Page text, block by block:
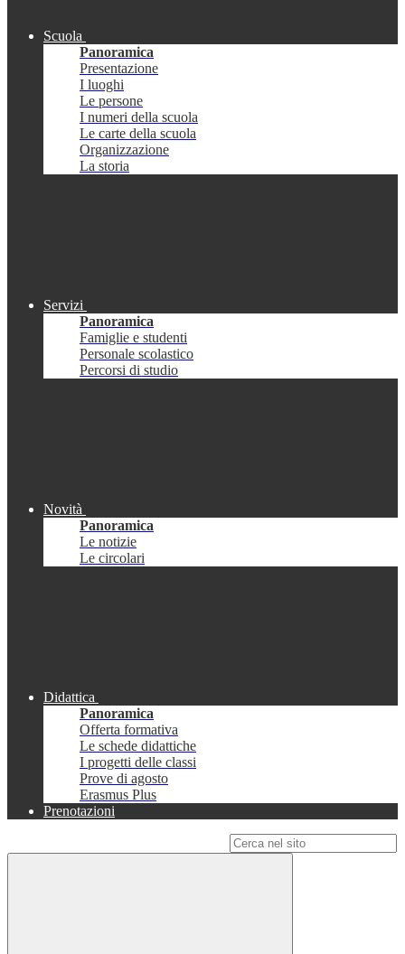
Scuola
Panoramica
Presentazione
I luoghi
Le persone
I numeri della scuola
Le carte della scuola
Organizzazione
La storia
Servizi
Panoramica
Famiglie e studenti
Personale scolastico
Percorsi di studio
Novità
Panoramica
Le notizie
Le circolari
Didattica
Panoramica
Offerta formativa
Le schede didattiche
I progetti delle classi
Prove di agosto
Erasmus Plus
Prenotazioni